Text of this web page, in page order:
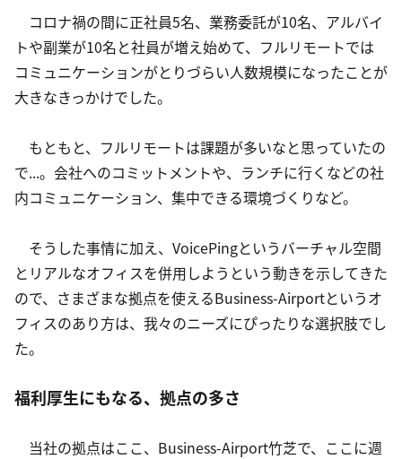
コロナ禍の間に正社員5名、業務委託が10名、アルバイ
トや副業が10名と社員が増え始めて、フルリモートでは
コミュニケーションがとりづらい人数規模になったことが
大きなきっかけでした。
もともと、フルリモートは課題が多いなと思っていたの
で...。会社へのコミットメントや、ランチに行くなどの社
内コミュニケーション、集中できる環境づくりなど。
そうした事情に加え、VoicePingというバーチャル空間
とリアルなオフィスを併用しようという動きを示してきた
ので、さまざまな拠点を使えるBusiness-Airportというオ
フィスのあり方は、我々のニーズにぴったりな選択肢でし
た。
福利厚生にもなる、拠点の多さ
当社の拠点はここ、Business-Airport竹芝で、ここに週